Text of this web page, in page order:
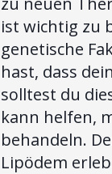
ist wichtig zu
genetische
hast, dass
solltest du
kann helfen,
behandeln.
Lipödem